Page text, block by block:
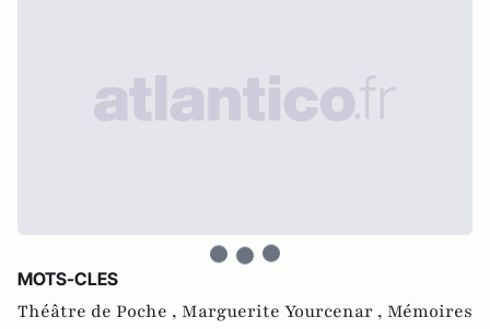
MOTS-CLES
Théâtre de Poche , Marguerite Yourcenar , Mémoires